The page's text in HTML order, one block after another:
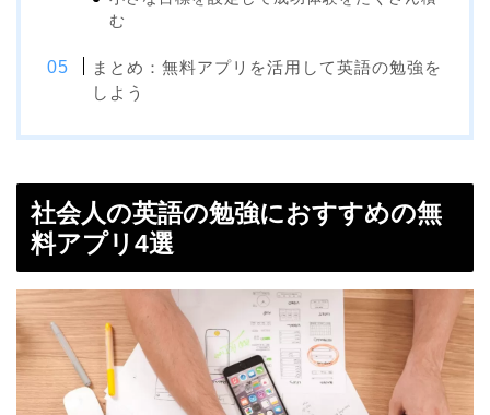
む
まとめ：無料アプリを活用して英語の勉強を
しよう
社会人の英語の勉強におすすめの無
料アプリ4選